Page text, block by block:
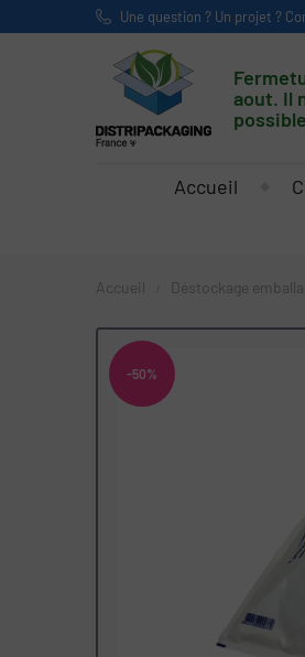
Une question ? Un projet ?
aout. Il
Accueil
Accueil Déstockage
-50%